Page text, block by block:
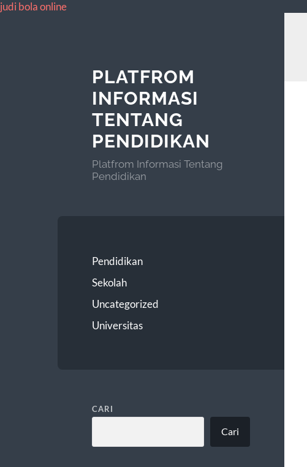
judi bola online
PLATFROM
INFORMASI
TENTANG
PENDIDIKAN
Platfrom Informasi Tentang
Pendidikan
Pendidikan
Sekolah
Uncategorized
Universitas
CARI
Cari